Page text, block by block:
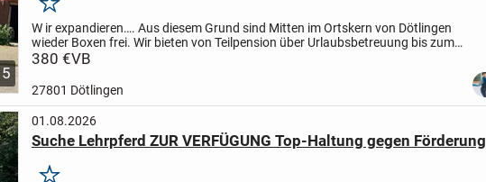
5
Merken
W ir expandieren…. Aus diesem Grund sind Mitten im Ortskern von Dötlingen
wieder Boxen frei. Wir bieten von Teilpension über Urlaubsbetreuung bis zum
Vollberitt alles, was das Reiterherz begehrt....
380 €VB
27801 Dötlingen
01.08.2026
Suche Lehrpferd ZUR VERFÜGUNG Top-Haltung gegen Förderung